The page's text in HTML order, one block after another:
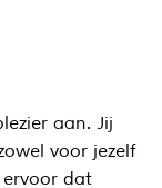
aan. Jij
voor jezelf
ervoor dat